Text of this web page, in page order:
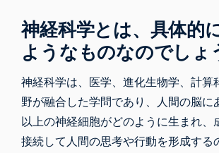
神経科学とは、具体的
ようなものなのでしょ
神経科学は、医学、進化生物学、計算
野が融合した学問であり、人間の脳に
以上の神経細胞がどのように生まれ、
接続して人間の思考や行動を形成する